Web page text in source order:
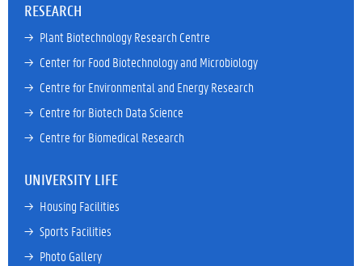
RESEARCH
→ Plant Biotechnology Research Centre
→ Center for Food Biotechnology and Microbiology
→ Centre for Environmental and Energy Research
→ Centre for Biotech Data Science
→ Centre for Biomedical Research
UNIVERSITY LIFE
→ Housing Facilities
→ Sports Facilities
→ Photo Gallery